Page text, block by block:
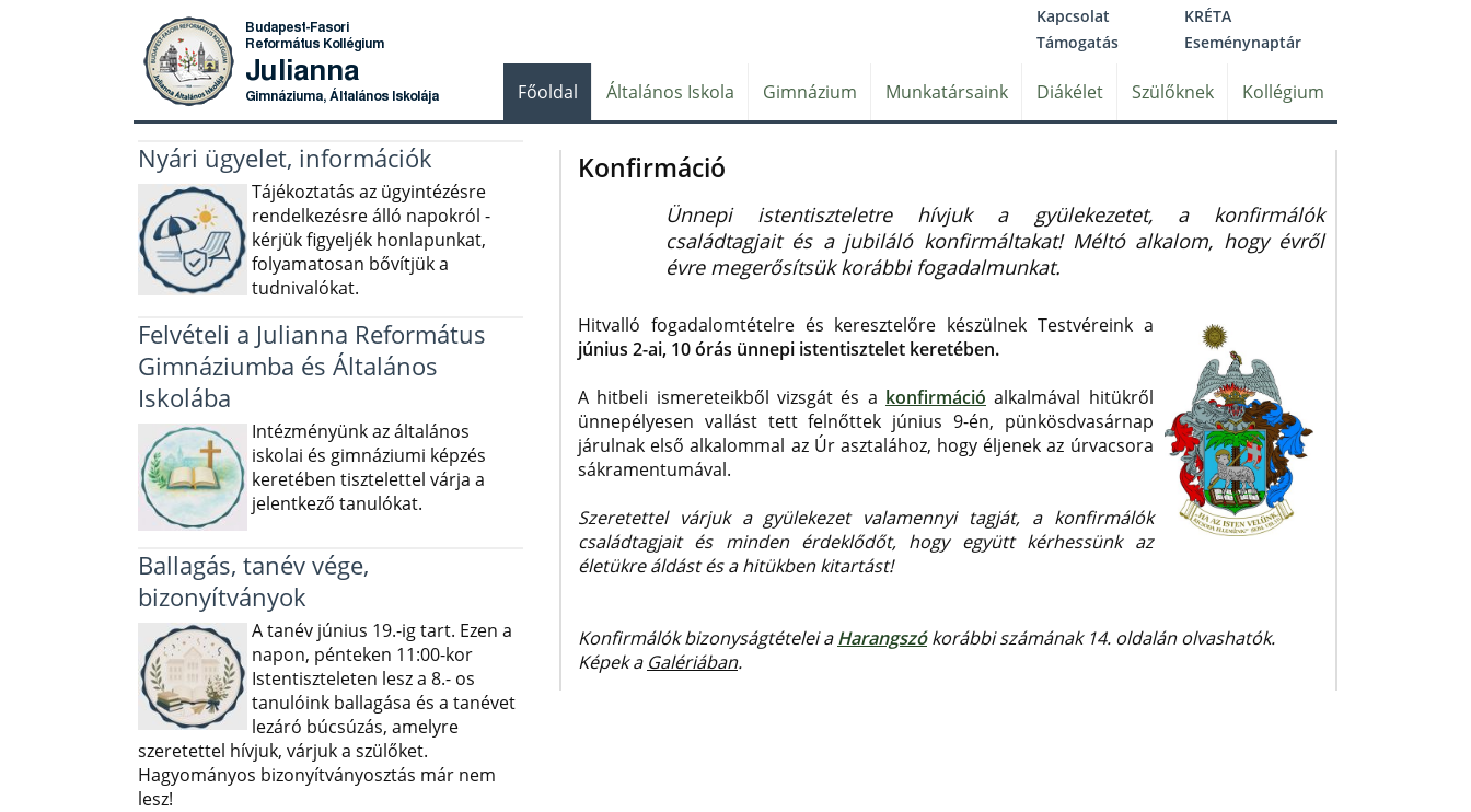
Kapcsolat
KRÉTA
Támogatás
Eseménynaptár
Főoldal Általános Iskola Gimnázium Munkatársaink Diákélet Szülőknek Kollégium
Nyári ügyelet, információk
Tájékoztatás az ügyintézésre
rendelkezésre álló napokról -
kérjük figyeljék honlapunkat,
folyamatosan bővítjük a
tudnivalókat.
Felvételi a Julianna Református
Gimnáziumba és Általános
Iskolába
Intézményünk az általános
iskolai és gimnáziumi képzés
keretében tisztelettel várja a
jelentkező tanulókat.
Ballagás, tanév vége,
bizonyítványok
A tanév június 19.-ig tart. Ezen a
napon, pénteken 11:00-kor
Istentiszteleten lesz a 8.- os
tanulóink ballagása és a tanévet
lezáró búcsúzás, amelyre
szeretettel hívjuk, várjuk a szülőket.
Hagyományos bizonyítványosztás már nem
lesz!
Konfirmáció
Ünnepi istentiszteletre hívjuk a gyülekezetet, a konfirmálók
családtagjait és a jubiláló konfirmáltakat! Méltó alkalom, hogy évről
évre megerősítsük korábbi fogadalmunkat.
Hitvalló fogadalomtételre és keresztelőre készülnek Testvéreink a
június 2-ai, 10 órás ünnepi istentisztelet keretében.
A hitbeli ismereteikből vizsgát és a konfirmáció alkalmával hitükről
ünnepélyesen vallást tett felnőttek június 9-én, pünkösdvasárnap
járulnak első alkalommal az Úr asztalához, hogy éljenek az úrvacsora
sákramentumával.
Szeretettel várjuk a gyülekezet valamennyi tagját, a konfirmálók
családtagjait és minden érdeklődőt, hogy együtt kérhessünk az
életükre áldást és a hitükben kitartást!
Konfirmálók bizonyságtételei aHarangszókorábbi számának 14. oldalán olvashatók.
Képek a Galériában.